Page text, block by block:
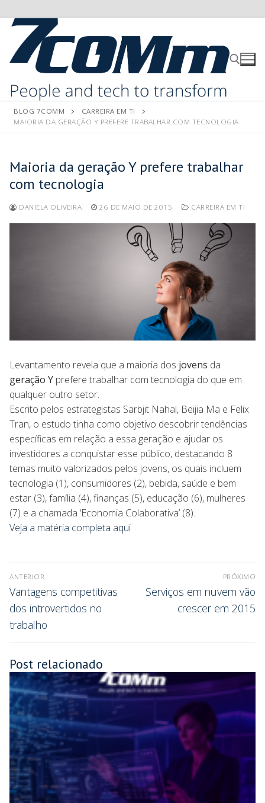
BLOG 7COMM
CARREIRA EM TI
MAIORIA DA GERAÇÃO Y PREFERE TRABALHAR COM TECNOLOGIA
Maioria da geração Y prefere trabalhar
com tecnologia
DANIELA OLIVEIRA 26 DE MAIO DE 2015 CARREIRA EM TI
Levantamento revela que a maioria dos jovens da
geração Y prefere trabalhar com tecnologia do que em
qualquer outro setor.
Escrito pelos estrategistas Sarbjit Nahal, Beijia Ma e Felix
Tran, o estudo tinha como objetivo descobrir tendências
específicas em relação a essa geração e ajudar os
investidores a conquistar esse público, destacando 8
temas muito valorizados pelos jovens, os quais incluem
tecnologia (1), consumidores (2), bebida, saúde e bem
estar (3), família (4), finanças (5), educação (6), mulheres
(7) e a chamada ‘Economia Colaborativa’ (8).
Veja a matéria completa aqui
ANTERIOR
Vantagens competitivas
dos introvertidos no
trabalho
PRÓXIMO
Serviços em nuvem vão
crescer em 2015
Post relacionado